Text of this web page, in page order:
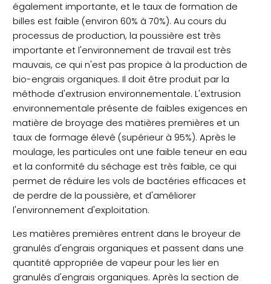
également importante, et le taux de formation de
billes est faible (environ 60% à 70%). Au cours du
processus de production, la poussière est très
importante et l'environnement de travail est très
mauvais, ce qui n'est pas propice à la production de
bio-engrais organiques. Il doit être produit par la
méthode d'extrusion environnementale. L'extrusion
environnementale présente de faibles exigences en
matière de broyage des matières premières et un
taux de formage élevé (supérieur à 95%). Après le
moulage, les particules ont une faible teneur en eau
et la conformité du séchage est très faible, ce qui
permet de réduire les vols de bactéries efficaces et
de perdre de la poussière, et d'améliorer
l'environnement d'exploitation.
Les matières premières entrent dans le broyeur de
granulés d'engrais organiques et passent dans une
quantité appropriée de vapeur pour les lier en
granulés d'engrais organiques. Après la section de